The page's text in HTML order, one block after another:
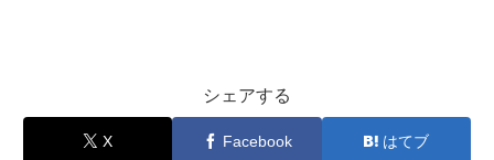
シェアする
X Facebook はてブ